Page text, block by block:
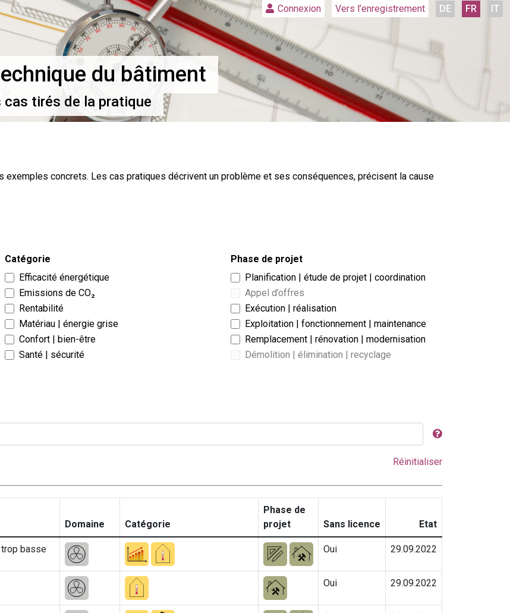
Connexion Vers l’enregistrement DE FR IT
du bâtiment
cas tirés de la pratique
exemples concrets. Les cas pratiques décrivent un problème et ses conséquences, précisent la cause
Catégorie
Efficacité énergétique
Emissions de CO₂
Rentabilité
Matériau | énergie grise
Confort | bien-être
Santé | sécurité
Phase de projet
Planification | étude de projet | coordination
Appel d’offres
Exécution | réalisation
Exploitation | fonctionnement | maintenance
Remplacement | rénovation | modernisation
Démolition | élimination | recyclage
Réinitialiser
Domaine Catégorie
Phase de
projet
Sans licence Etat
trop basse Oui 29.09.2022
Oui 29.09.2022